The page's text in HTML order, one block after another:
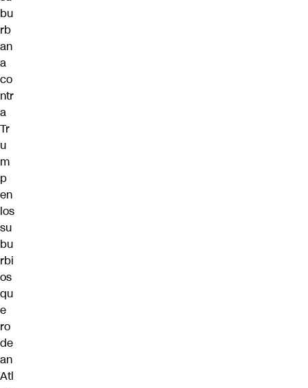
bu
rb
an
a
co
ntr
a
Tr
u
m
p
en
los
su
bu
rbi
os
qu
e
ro
de
an
Atl